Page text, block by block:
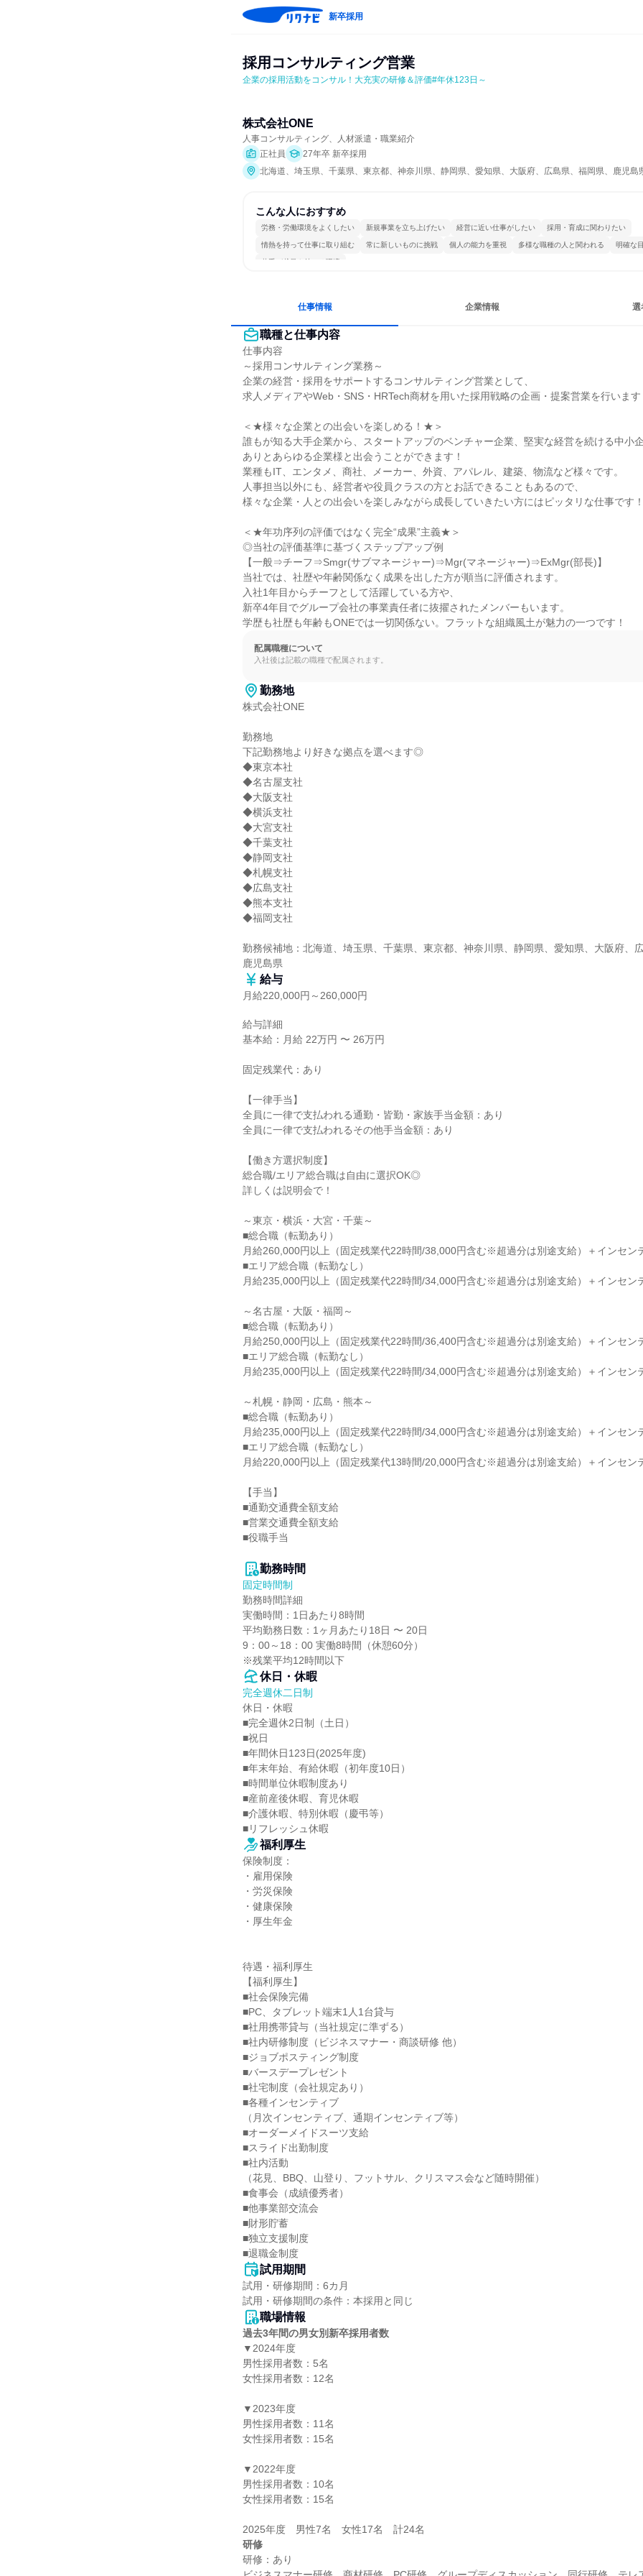
新卒採用
採用コンサルティング営業
企業の採用活動をコンサル！大充実の研修＆評価#年休123日～
株式会社ONE
人事コンサルティング、人材派遣・職業紹介
正社員
27年卒 新卒採用
北海道、埼玉県、千葉県、東京都、神奈川県、静岡県、愛知県、大阪府、広島県、福岡県、鹿児島
こんな人におすすめ
労務・労働環境をよくしたい 新規事業を立ち上げたい 経営に近い仕事がしたい 採用・育成に関わりたい
情熱を持って仕事に取り組む 常に新しいものに挑戦 個人の能力を重視 多様な職種の人と関われる 明確な
若手が裁量を持てる環境
仕事情報 企業情報 選
職種と仕事内容
仕事内容
～採用コンサルティング業務～
企業の経営・採用をサポートするコンサルティング営業として、
求人メディアやWeb・SNS・HRTech商材を用いた採用戦略の企画・提案営業を行います
＜★様々な企業との出会いを楽しめる！★＞
誰もが知る大手企業から、スタートアップのベンチャー企業、堅実な経営を続ける中小企
ありとあらゆる企業様と出会うことができます！
業種もIT、エンタメ、商社、メーカー、外資、アパレル、建築、物流など様々です。
人事担当以外にも、経営者や役員クラスの方とお話できることもあるので、
様々な企業・人との出会いを楽しみながら成長していきたい方にはピッタリな仕事です！
＜★年功序列の評価ではなく完全“成果”主義★＞
◎当社の評価基準に基づくステップアップ例
【一般⇒チーフ⇒Smgr(サブマネージャー)⇒Mgr(マネージャー)⇒ExMgr(部長)】
当社では、社歴や年齢関係なく成果を出した方が順当に評価されます。
入社1年目からチーフとして活躍している方や、
新卒4年目でグループ会社の事業責任者に抜擢されたメンバーもいます。
学歴も社歴も年齢もONEでは一切関係ない。フラットな組織風土が魅力の一つです！
配属職種について
入社後は記載の職種で配属されます。
勤務地
株式会社ONE
勤務地
下記勤務地より好きな拠点を選べます◎
◆東京本社
◆名古屋支社
◆大阪支社
◆横浜支社
◆大宮支社
◆千葉支社
◆静岡支社
◆札幌支社
◆広島支社
◆熊本支社
◆福岡支社
勤務候補地：北海道、埼玉県、千葉県、東京都、神奈川県、静岡県、愛知県、大阪府、広
鹿児島県
給与
月給220,000円～260,000円
給与詳細
基本給：月給 22万円 〜 26万円
固定残業代：あり
【一律手当】
全員に一律で支払われる通勤・皆勤・家族手当金額：あり
全員に一律で支払われるその他手当金額：あり
【働き方選択制度】
総合職/エリア総合職は自由に選択OK◎
詳しくは説明会で！
～東京・横浜・大宮・千葉～
■総合職（転勤あり）
月給260,000円以上（固定残業代22時間/38,000円含む※超過分は別途支給）＋インセン
■エリア総合職（転勤なし）
月給235,000円以上（固定残業代22時間/34,000円含む※超過分は別途支給）＋インセン
～名古屋・大阪・福岡～
■総合職（転勤あり）
月給250,000円以上（固定残業代22時間/36,400円含む※超過分は別途支給）＋インセン
■エリア総合職（転勤なし）
月給235,000円以上（固定残業代22時間/34,000円含む※超過分は別途支給）＋インセン
～札幌・静岡・広島・熊本～
■総合職（転勤あり）
月給235,000円以上（固定残業代22時間/34,000円含む※超過分は別途支給）＋インセン
■エリア総合職（転勤なし）
月給220,000円以上（固定残業代13時間/20,000円含む※超過分は別途支給）＋インセン
【手当】
■通勤交通費全額支給
■営業交通費全額支給
■役職手当
勤務時間
固定時間制
勤務時間詳細
実働時間：1日あたり8時間
平均勤務日数：1ヶ月あたり18日 〜 20日
9：00～18：00 実働8時間（休憩60分）
※残業平均12時間以下
休日・休暇
完全週休二日制
休日・休暇
■完全週休2日制（土日）
■祝日
■年間休日123日(2025年度)
■年末年始、有給休暇（初年度10日）
■時間単位休暇制度あり
■産前産後休暇、育児休暇
■介護休暇、特別休暇（慶弔等）
■リフレッシュ休暇
福利厚生
保険制度：
・雇用保険
・労災保険
・健康保険
・厚生年金
待遇・福利厚生
【福利厚生】
■社会保険完備
■PC、タブレット端末1人1台貸与
■社用携帯貸与（当社規定に準ずる）
■社内研修制度（ビジネスマナー・商談研修 他）
■ジョブポスティング制度
■バースデープレゼント
■社宅制度（会社規定あり）
■各種インセンティブ
（月次インセンティブ、通期インセンティブ等）
■オーダーメイドスーツ支給
■スライド出勤制度
■社内活動
（花見、BBQ、山登り、フットサル、クリスマス会など随時開催）
■食事会（成績優秀者）
■他事業部交流会
■財形貯蓄
■独立支援制度
■退職金制度
試用期間
試用・研修期間：6カ月
職場情報
過去3年間の男女別新卒採用者数
▼2024年度
男性採用者数：5名
女性採用者数：12名
▼2023年度
男性採用者数：11名
女性採用者数：15名
▼2022年度
男性採用者数：10名
女性採用者数：15名
研修
研修：あり